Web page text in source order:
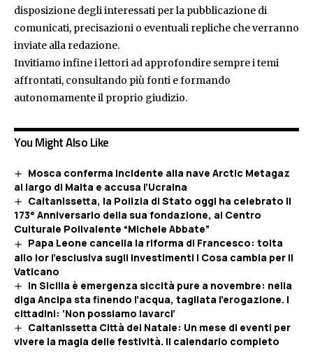
disposizione degli interessati per la pubblicazione di
comunicati, precisazioni o eventuali repliche che verranno
inviate alla redazione.
Invitiamo infine i lettori ad approfondire sempre i temi
affrontati, consultando più fonti e formando
autonomamente il proprio giudizio.
You Might Also Like
Mosca conferma incidente alla nave Arctic Metagaz
al largo di Malta e accusa l’Ucraina
Caltanissetta, la Polizia di Stato oggi ha celebrato il
173° Anniversario della sua fondazione, al Centro
Culturale Polivalente “Michele Abbate”
Papa Leone cancella la riforma di Francesco: tolta
allo Ior l’esclusiva sugli investimenti | Cosa cambia per il
Vaticano
In Sicilia è emergenza siccità pure a novembre: nella
diga Ancipa sta finendo l’acqua, tagliata l’erogazione. I
cittadini: ‘Non possiamo lavarci’
Caltanissetta Città del Natale: Un mese di eventi per
vivere la magia delle festività. Il calendario completo